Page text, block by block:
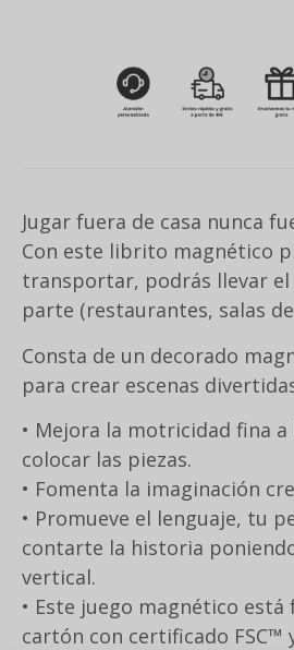
Jugar fuera de casa nunca
Con este librito magnético
transportar, podrás llevar
parte (restaurantes, salas
Consta de un decorado
para crear escenas
• Mejora la motricidad fina
colocar las piezas.
• Fomenta la imaginación
• Promueve el lenguaje, tu
contarte la historia
vertical.
• Este juego magnético
cartón con certificado FSC™